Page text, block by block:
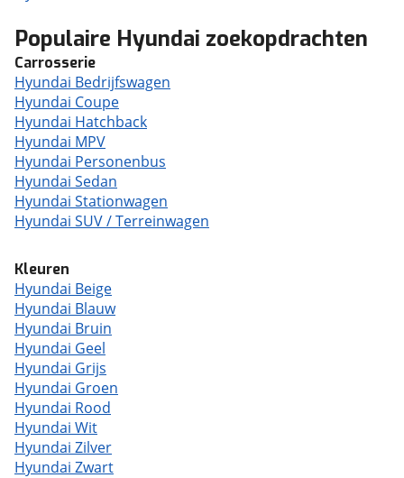
Populaire Hyundai zoekopdrachten
Carrosserie
Hyundai Bedrijfswagen
Hyundai Coupe
Hyundai Hatchback
Hyundai MPV
Hyundai Personenbus
Hyundai Sedan
Hyundai Stationwagen
Hyundai SUV / Terreinwagen
Kleuren
Hyundai Beige
Hyundai Blauw
Hyundai Bruin
Hyundai Geel
Hyundai Grijs
Hyundai Groen
Hyundai Rood
Hyundai Wit
Hyundai Zilver
Hyundai Zwart